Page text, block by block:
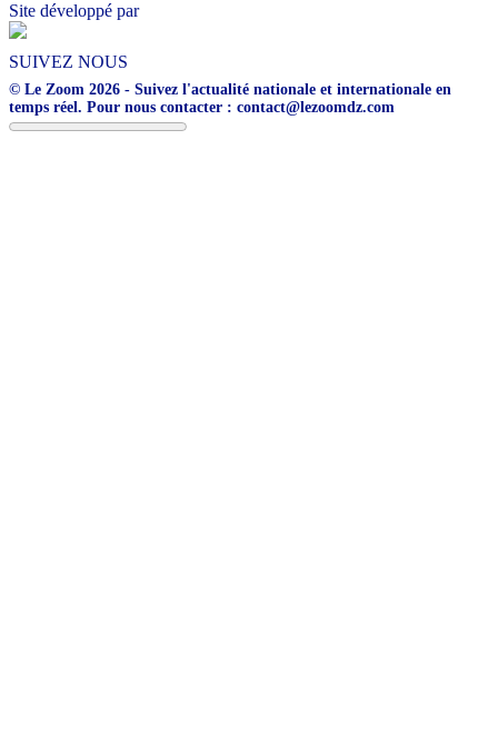
Site développé par
SUIVEZ NOUS
© Le Zoom 2026 - Suivez l'actualité nationale et internationale en
temps réel. Pour nous contacter : contact@lezoomdz.com